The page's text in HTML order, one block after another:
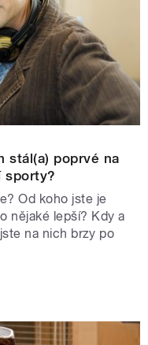
stál(a) poprvé na
sporty?
Od koho jste je
nějaké lepší? Kdy a
na nich brzy po